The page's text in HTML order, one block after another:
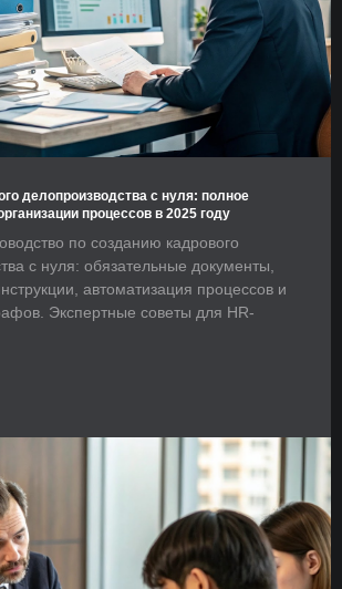
делопроизводства с нуля: полное
процессов в 2025 году
по созданию кадрового
с нуля: обязательные документы,
автоматизация процессов и
Экспертные советы для HR-